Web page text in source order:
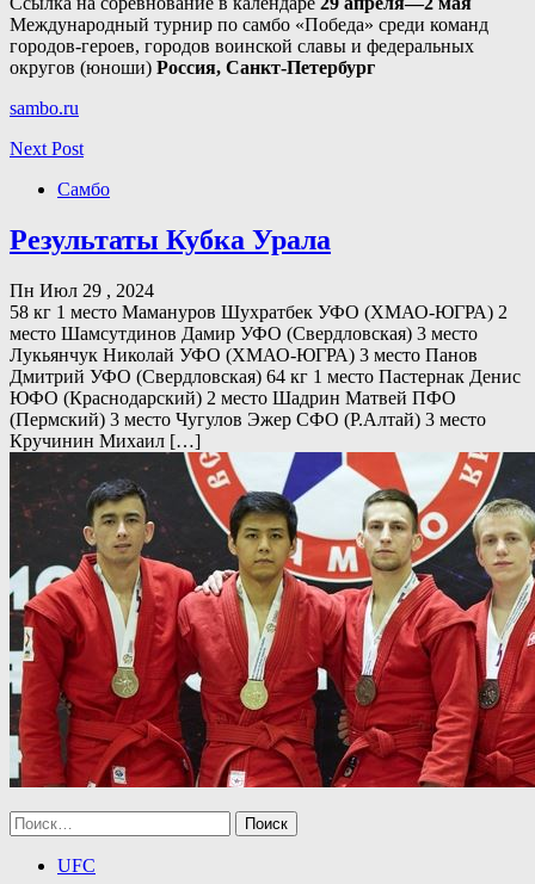
Международный турнир по самбо «Победа» среди команд
городов-героев, городов воинской славы и федеральных
округов (юноши) Россия, Санкт-Петербург
sambo.ru
Next Post
Самбо
Результаты Кубка Урала
Пн Июл 29 , 2024
58 кг 1 место Мамануров Шухратбек УФО (ХМАО-ЮГРА) 2
место Шамсутдинов Дамир УФО (Свердловская) 3 место
Лукьянчук Николай УФО (ХМАО-ЮГРА) 3 место Панов
Дмитрий УФО (Свердловская) 64 кг 1 место Пастернак Денис
ЮФО (Краснодарский) 2 место Шадрин Матвей ПФО
(Пермский) 3 место Чугулов Эжер СФО (Р.Алтай) 3 место
Кручинин Михаил […]
Найти:
UFC